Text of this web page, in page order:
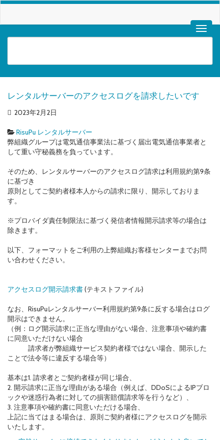
レンタルサーバーのアクセスログを請求したいです
2023年2月2日
RisuPu レンタルサーバー
弊組織グループは電気通信事業法に基づく届出電気通信事業者と
して重い守秘義務を負っています。
そのため、レンタルサーバーのアクセスログ請求は利用規約第9条
に基づき
原則としてご契約者様本人からの請求に限り、開示しておりま
す。
※プロバイダ責任制限法に基づく発信者情報開示請求等の場合は
除きます。
以下、フォーマットをご利用の上弊組織お客様センターまでお問
い合わせください。
アクセスログ開示請求書(テキストファイル)
なお、RisuPuレンタルサーバー利用規約第9条に反する場合はログ
開示はできません。
（例：ログ開示請求に正当な理由がない場合、注意事項や確約書
に同意いただけない場合
請求者が弊組織サービス契約者様ではない場合、開示した
ことで法令等に違反する場合等）
基本は1. 請求者とご契約者様が同じ場合、
2. 開示請求に正当な理由がある場合（例えば、DDoSによるIPブロ
ックや迷惑行為者に対しての損害賠償請求等を行うなど）、
3. 注意事項や確約書に同意いただける場合、
上記に当てはまる場合は、原則ご契約者様にアクセスログを開示
いたします。